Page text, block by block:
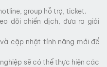
group hỗ trợ, ticket.
dõi chiến dịch, đưa ra giải
cập nhật tính năng mới để
sẽ có thể thực hiện các